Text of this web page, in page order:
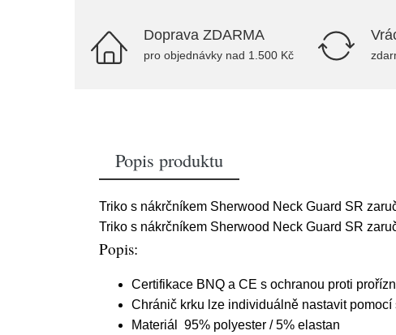
Doprava ZDARMA
pro objednávky nad 1.500 Kč
Popis produktu
Triko s nákrčníkem Sherwood Neck Guard SR
Triko s nákrčníkem Sherwood Neck Guard SR
Popis:
Certifikace BNQ a CE s ochranou proti
Chránič krku lze individuálně nastavit
Materiál 95% polyester / 5% elastan